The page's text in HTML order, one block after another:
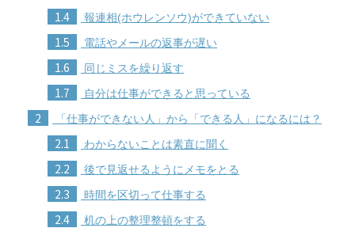
1.4 報連相(ホウレンソウ)ができていない
1.5 電話やメールの返事が遅い
1.6 同じミスを繰り返す
1.7 自分は仕事ができると思っている
2 「仕事ができない人」から「できる人」になるには？
2.1 わからないことは素直に聞く
2.2 後で見返せるようにメモをとる
2.3 時間を区切って仕事する
2.4 机の上の整理整頓をする